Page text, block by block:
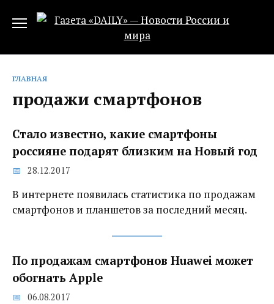
ГЛАВНАЯ
продажи смартфонов
Стало известно, какие смартфоны
россияне подарят близким на Новый год
28.12.2017
В интернете появилась статистика по продажам
смартфонов и планшетов за последний месяц.
По продажам смартфонов Huawei может
обогнать Apple
06.08.2017